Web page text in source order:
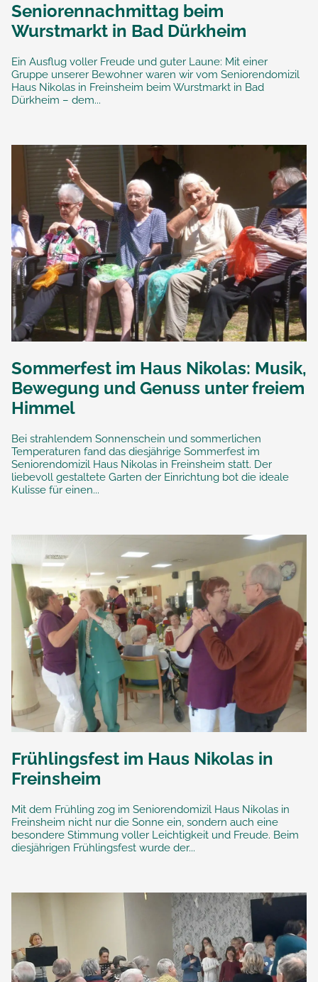
Seniorennachmittag beim
Wurstmarkt in Bad Dürkheim
Ein Ausflug voller Freude und guter Laune: Mit einer
Gruppe unserer Bewohner waren wir vom Seniorendomizil
Haus Nikolas in Freinsheim beim Wurstmarkt in Bad
Dürkheim – dem...
Sommerfest im Haus Nikolas: Musik,
Bewegung und Genuss unter freiem
Himmel
Bei strahlendem Sonnenschein und sommerlichen
Temperaturen fand das diesjährige Sommerfest im
Seniorendomizil Haus Nikolas in Freinsheim statt. Der
liebevoll gestaltete Garten der Einrichtung bot die ideale
Kulisse für einen...
Frühlingsfest im Haus Nikolas in
Freinsheim
Mit dem Frühling zog im Seniorendomizil Haus Nikolas in
Freinsheim nicht nur die Sonne ein, sondern auch eine
besondere Stimmung voller Leichtigkeit und Freude. Beim
diesjährigen Frühlingsfest wurde der...